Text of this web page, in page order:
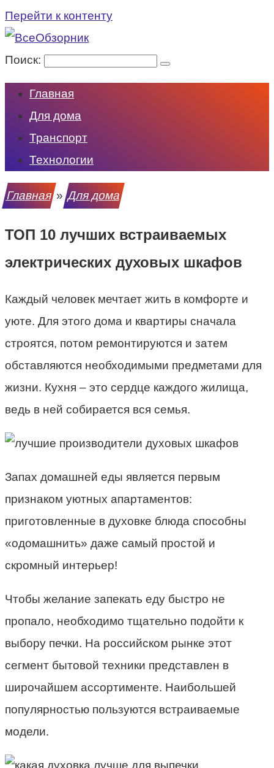
Перейти к контенту
Поиск:
Главная
Для дома
Транспорт
Технологии
Главная»Для дома
ТОП 10 лучших встраиваемых
электрических духовых шкафов
Каждый человек мечтает жить в комфорте и
уюте. Для этого дома и квартиры сначала
строятся, потом ремонтируются и затем
обставляются необходимыми предметами для
жизни. Кухня – это сердце каждого жилища,
ведь в ней собирается вся семья.
Запах домашней еды является первым
признаком уютных апартаментов:
приготовленные в духовке блюда способны
«одомашнить» даже самый простой и
скромный интерьер!
Чтобы желание запекать еду быстро не
пропало, необходимо тщательно подойти к
выбору печки. На российском рынке этот
сегмент бытовой техники представлен в
широчайшем ассортименте. Наибольшей
популярностью пользуются встраиваемые
модели.